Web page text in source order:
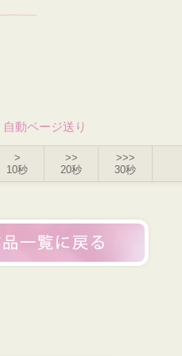
自動ページ送り
>
10秒
>>
20秒
>>>
30秒